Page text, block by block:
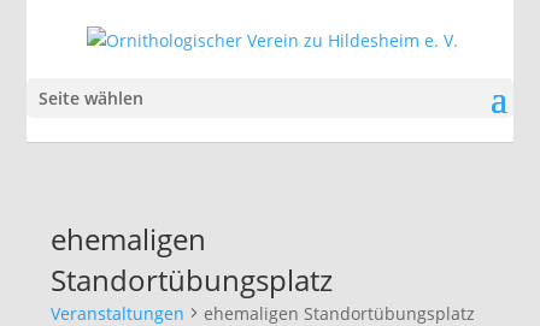
Seite wählen
ehemaligen
Standortübungsplatz
Veranstaltungen ehemaligen Standortübungsplatz